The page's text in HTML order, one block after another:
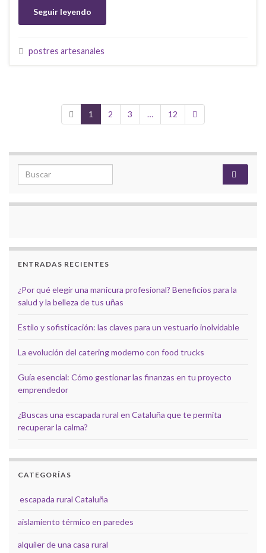
Seguir leyendo
postres artesanales
1 2 3 … 12
Search for:
ENTRADAS RECIENTES
¿Por qué elegir una manicura profesional? Beneficios para la
salud y la belleza de tus uñas
Estilo y sofisticación: las claves para un vestuario inolvidable
La evolución del catering moderno con food trucks
Guía esencial: Cómo gestionar las finanzas en tu proyecto
emprendedor
¿Buscas una escapada rural en Cataluña que te permita
recuperar la calma?
CATEGORÍAS
escapada rural Cataluña
aislamiento térmico en paredes
alquiler de una casa rural